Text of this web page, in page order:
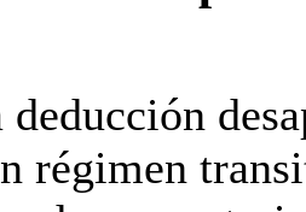
deducción
régimen